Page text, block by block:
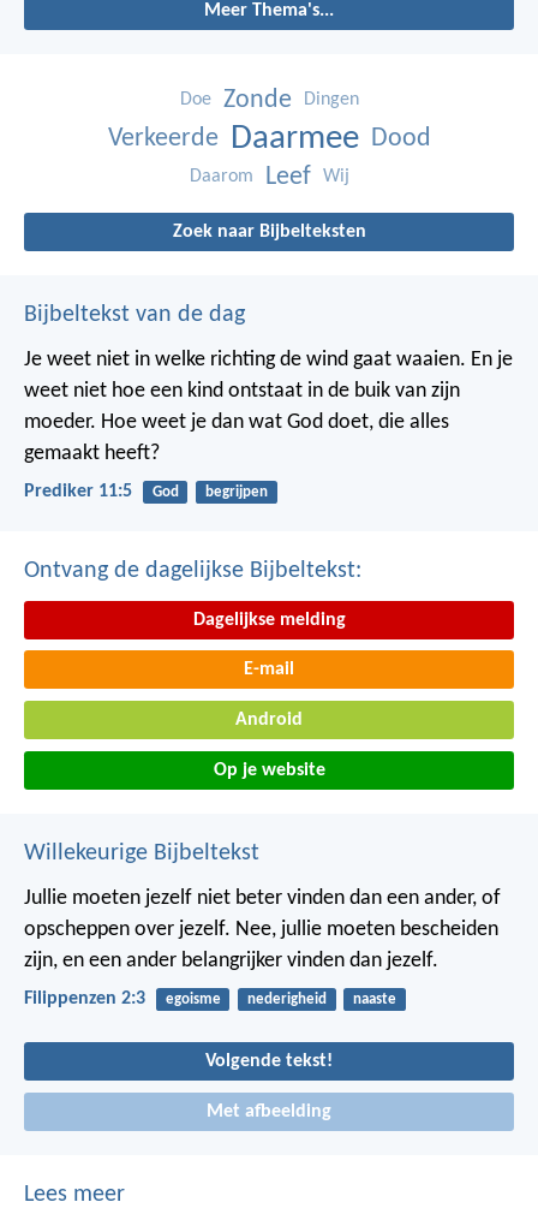
Meer Thema's...
Doe Zonde Dingen
Verkeerde Daarmee Dood
Daarom Leef Wij
Zoek naar Bijbelteksten
Bijbeltekst van de dag
Je weet niet in welke richting de wind gaat waaien. En je
weet niet hoe een kind ontstaat in de buik van zijn
moeder. Hoe weet je dan wat God doet, die alles
gemaakt heeft?
Prediker 11:5 God begrijpen
Ontvang de dagelijkse Bijbeltekst:
Dagelijkse melding
E-mail
Android
Op je website
Willekeurige Bijbeltekst
Jullie moeten jezelf niet beter vinden dan een ander, of
opscheppen over jezelf. Nee, jullie moeten bescheiden
zijn, en een ander belangrijker vinden dan jezelf.
Filippenzen 2:3 egoisme nederigheid naaste
Volgende tekst!
Met afbeelding
Lees meer